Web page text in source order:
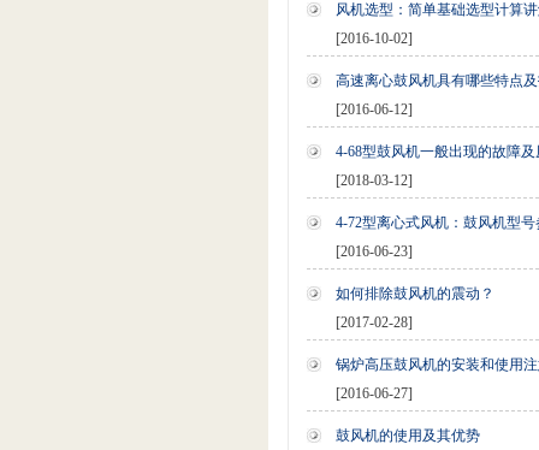
风机选型：简单基础选型计算
[2016-10-02]
高速离心鼓风机具有哪些特点
[2016-06-12]
4-68型鼓风机一般出现的故障及
[2018-03-12]
4-72型离心式风机：鼓风机型
[2016-06-23]
如何排除鼓风机的震动？
[2017-02-28]
锅炉高压鼓风机的安装和使用
[2016-06-27]
鼓风机的使用及其优势